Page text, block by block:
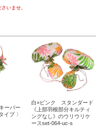
いませ。
ーパー
イプ 〉
白×ピンク スタンダード
《上部羽根部分キルティ
ングなし》のウリウリケ
ースset-064-uc-s